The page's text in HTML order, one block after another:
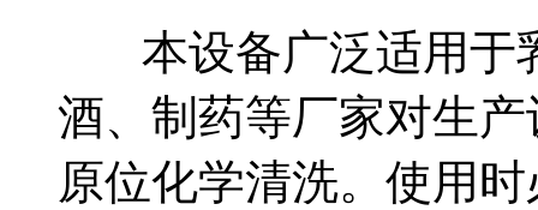
本设备广泛适用于
酒、制药等厂家对生
原位化学清洗。使用